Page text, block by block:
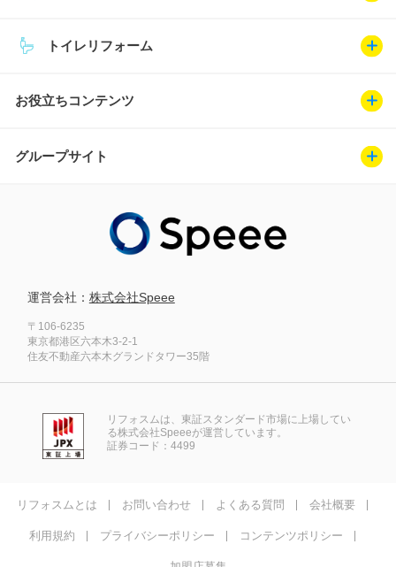
トイレリフォーム
お役立ちコンテンツ
グループサイト
運営会社： 株式会社Speee
〒106-6235
東京都港区六本木3-2-1
住友不動産六本木グランドタワー35階
リフォスムは、東証スタンダード市場に上場してい
る株式会社Speeeが運営しています。
証券コード：4499
リフォスムとは お問い合わせ よくある質問 会社概要
利用規約 プライバシーポリシー コンテンツポリシー